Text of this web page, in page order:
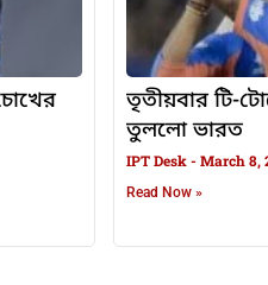
তৃতীয়বার টি-
তুললো ভারত
IPT Desk March 8,
Read Now »